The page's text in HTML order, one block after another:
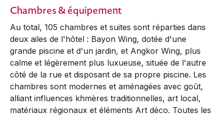
Chambres & équipement
Au total, 105 chambres et suites sont réparties dans
deux ailes de l'hôtel : Bayon Wing, dotée d'une
grande piscine et d'un jardin, et Angkor Wing, plus
calme et légèrement plus luxueuse, située de l'autre
côté de la rue et disposant de sa propre piscine. Les
chambres sont modernes et aménagées avec goût,
alliant influences khmères traditionnelles, art local,
matériaux régionaux et éléments Art déco. Toutes les